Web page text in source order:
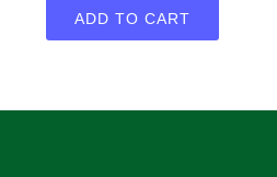
ADD TO CART